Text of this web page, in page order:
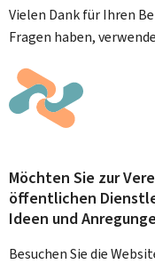
Vielen Dank für Ihren
Fragen haben,
Möchten Sie zur
öffentlichen
Ideen und
Besuchen Sie die